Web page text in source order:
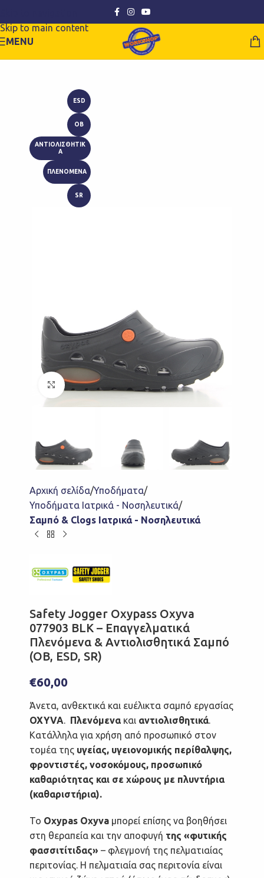
Skip to main content
MENU
ESD
OB
ΑΝΤΙΟΛΙΣΘΗΤΙΚ
Α
ΠΛΕΝΟΜΕΝΑ
SR
Click to enlarge
Αρχική σελίδα Υποδήματα
Υποδήματα Ιατρικά - Νοσηλευτικά
Σαμπό & Clogs Ιατρικά - Νοσηλευτικά
Safety Jogger Oxypass Oxyva
077903 BLK – Επαγγελματικά
Πλενόμενα & Αντιολισθητικά Σαμπό
(ΟΒ, ESD, SR)
€60,00
Άνετα, ανθεκτικά και ευέλικτα σαμπό εργασίας
OXYVA. Πλενόμενακαι αντιολισθητικά.
Κατάλληλα για χρήση από προσωπικό στον
τομέα της υγείας, υγειονομικής περίθαλψης,
φροντιστές, νοσοκόμους, προσωπικό
καθαριότητας και σε χώρους με πλυντήρια
(καθαριστήρια).
Το Oxypas Oxyva μπορεί επίσης να βοηθήσει
στη θεραπεία και την αποφυγή της «φυτικής
φασσιτίτιδας» – φλεγμονή της πελματιαίας
περιτονίας. Η πελματιαία σας περιτονία είναι